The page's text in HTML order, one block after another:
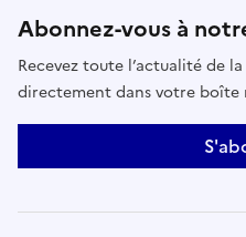
Abonnez-vous à
Recevez toute l’actualité de
directement dans votre boîte